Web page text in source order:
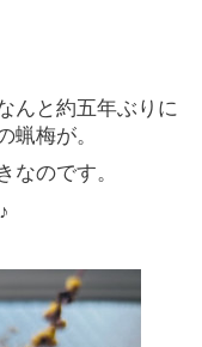
んと約五年ぶりに
蝋梅が。
なのです。